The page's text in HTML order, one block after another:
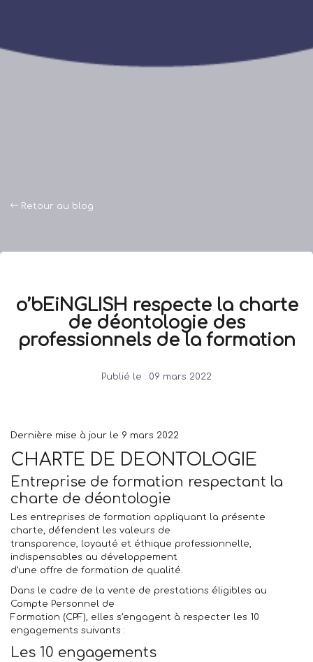
Retour au blog
o’bEiNGLISH respecte la charte
de déontologie des
professionnels de la formation
Publié le : 09 mars 2022
Dernière mise à jour le 9 mars 2022
CHARTE DE DEONTOLOGIE
Entreprise de formation respectant la
charte de déontologie
Les entreprises de formation appliquant la présente
charte, défendent les valeurs de
transparence, loyauté et éthique professionnelle,
indispensables au développement
d’une offre de formation de qualité.
Dans le cadre de la vente de prestations éligibles au
Compte Personnel de
Formation (CPF), elles s’engagent à respecter les 10
engagements suivants :
Les 10 engagements